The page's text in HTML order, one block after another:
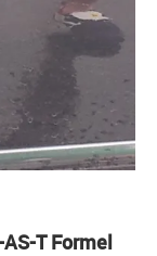
T Formel